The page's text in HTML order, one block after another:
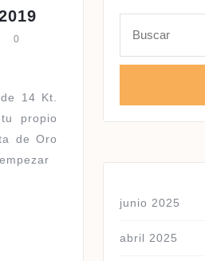
CATALOGO
2019
0
propio
de Oro
junio 2025
abril 2025